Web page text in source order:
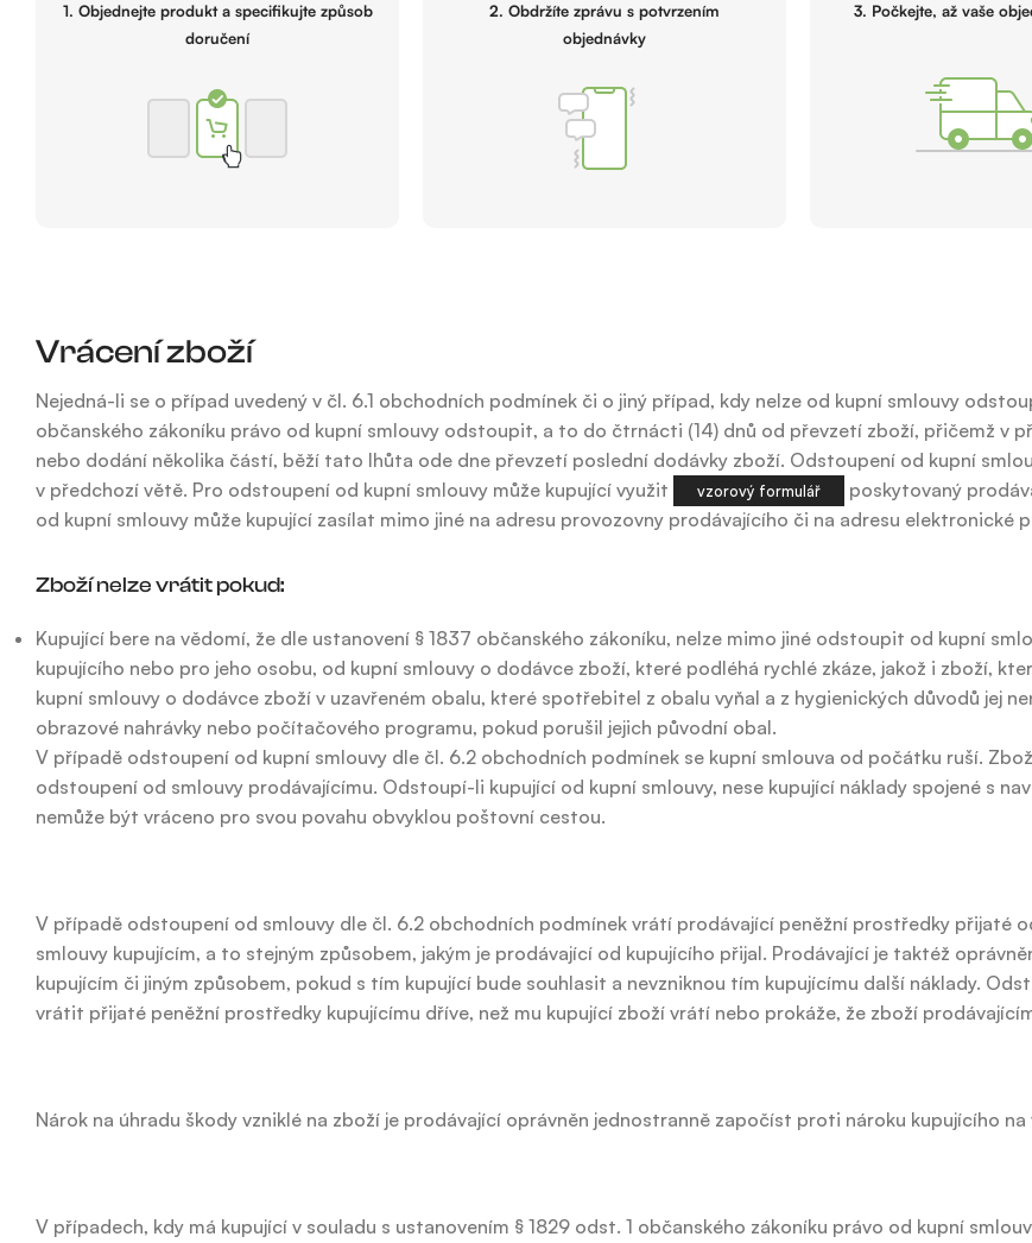
1. Objednejte produkt a specifikujte způsob
doručení
2. Obdržíte zprávu s potvrzením
objednávky
3. Počkejte, až vaše
Vrácení zboží
Nejedná-li se o případ uvedený v čl. 6.1 obchodních podmínek či o jiný případ, kdy nelze od kupní smlouvy
občanského zákoníku právo od kupní smlouvy odstoupit, a to do čtrnácti (14) dnů od převzetí zboží, přičemž v
nebo dodání několika částí, běží tato lhůta ode dne převzetí poslední dodávky zboží. Odstoupení od kupní
v předchozí větě. Pro odstoupení od kupní smlouvy může kupující využit
vzorový formulář
poskytovaný
od kupní smlouvy může kupující zasílat mimo jiné na adresu provozovny prodávajícího či na adresu elektronické
Zboží nelze vrátit pokud:
Kupující bere na vědomí, že dle ustanovení § 1837 občanského zákoníku, nelze mimo jiné odstoupit od kupní
kupujícího nebo pro jeho osobu, od kupní smlouvy o dodávce zboží, které podléhá rychlé zkáze, jakož i zboží,
kupní smlouvy o dodávce zboží v uzavřeném obalu, které spotřebitel z obalu vyňal a z hygienických důvodů jej
obrazové nahrávky nebo počítačového programu, pokud porušil jejich původní obal.
V případě odstoupení od kupní smlouvy dle čl. 6.2 obchodních podmínek se kupní smlouva od počátku ruší.
odstoupení od smlouvy prodávajícímu. Odstoupí-li kupující od kupní smlouvy, nese kupující náklady spojené s
nemůže být vráceno pro svou povahu obvyklou poštovní cestou.
V případě odstoupení od smlouvy dle čl. 6.2 obchodních podmínek vrátí prodávající peněžní prostředky přijaté
smlouvy kupujícím, a to stejným způsobem, jakým je prodávající od kupujícího přijal. Prodávající je taktéž
kupujícím či jiným způsobem, pokud s tím kupující bude souhlasit a nevzniknou tím kupujícímu další náklady.
vrátit přijaté peněžní prostředky kupujícímu dříve, než mu kupující zboží vrátí nebo prokáže, že zboží
Nárok na úhradu škody vzniklé na zboží je prodávající oprávněn jednostranně započíst proti nároku kupujícího na
V případech, kdy má kupující v souladu s ustanovením § 1829 odst. 1 občanského zákoníku právo od kupní